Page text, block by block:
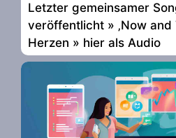
Letzter gemeinsamer
veröffentlicht » ‚Now and
Herzen » hier als Audio